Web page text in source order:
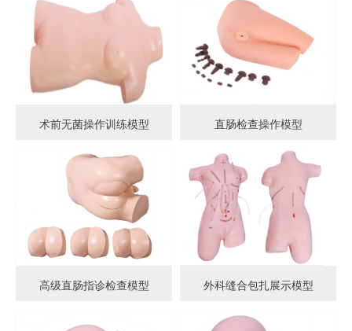
术前无菌操作训练模型 直肠检查操作模型
高级直肠指诊检查模型 外科缝合包扎展示模型